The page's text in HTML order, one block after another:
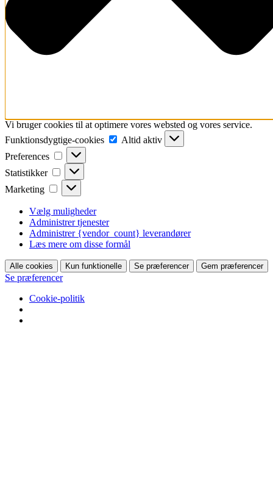
Vi bruger cookies til at optimere vores websted og vores service.
Funktionsdygtige-cookies
Funktionsdygtige-
cookies
Altid aktiv
Preferences
Preferences
Statistikker Statistikker
Marketing Marketing
Vælg muligheder
Administrer tjenester
Administrer {vendor_count} leverandører
Læs mere om disse formål
Alle cookies Kun funktionelle Se præferencer Gem præferencer
Se præferencer
Cookie-politik